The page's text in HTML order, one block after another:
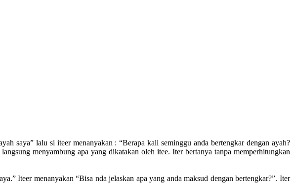
saya” lalu si iteer menanyakan : “Berapa kali seminggu anda bertengkar dengan ayah?
menyambung apa yang dikatakan oleh itee. Iter bertanya tanpa memperhitungkan
Iteer menanyakan “Bisa nda jelaskan apa yang anda maksud dengan bertengkar?”. Iter